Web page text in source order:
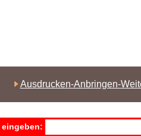
Ausdrucken-Anbringen-
eingeben: